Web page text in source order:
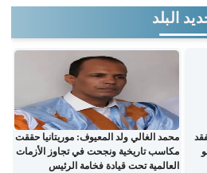
البلد
محمد الغالي ولد المعيوف: موريتانيا حققت
مكاسب تاريخية ونجحت في تجاوز الأزمات
العالمية تحت قيادة فخامة الرئيس